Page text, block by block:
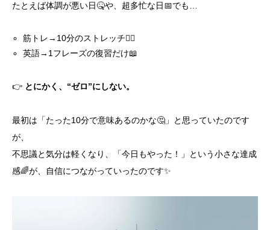
たとえば体調が悪い日🤒や、超多忙な日📅でも…
筋トレ→10分のストレッチ🧘‍♂️
英語→1フレーズの復習だけ📖
👉 とにかく、“ゼロ”にしない。
最初は「たった10分で意味あるのかな🤔」と思っていたのです
が、
不思議と気分は軽くなり、「今日もやった！」という小さな達成
感🌈が、自信につながっていったのです✨